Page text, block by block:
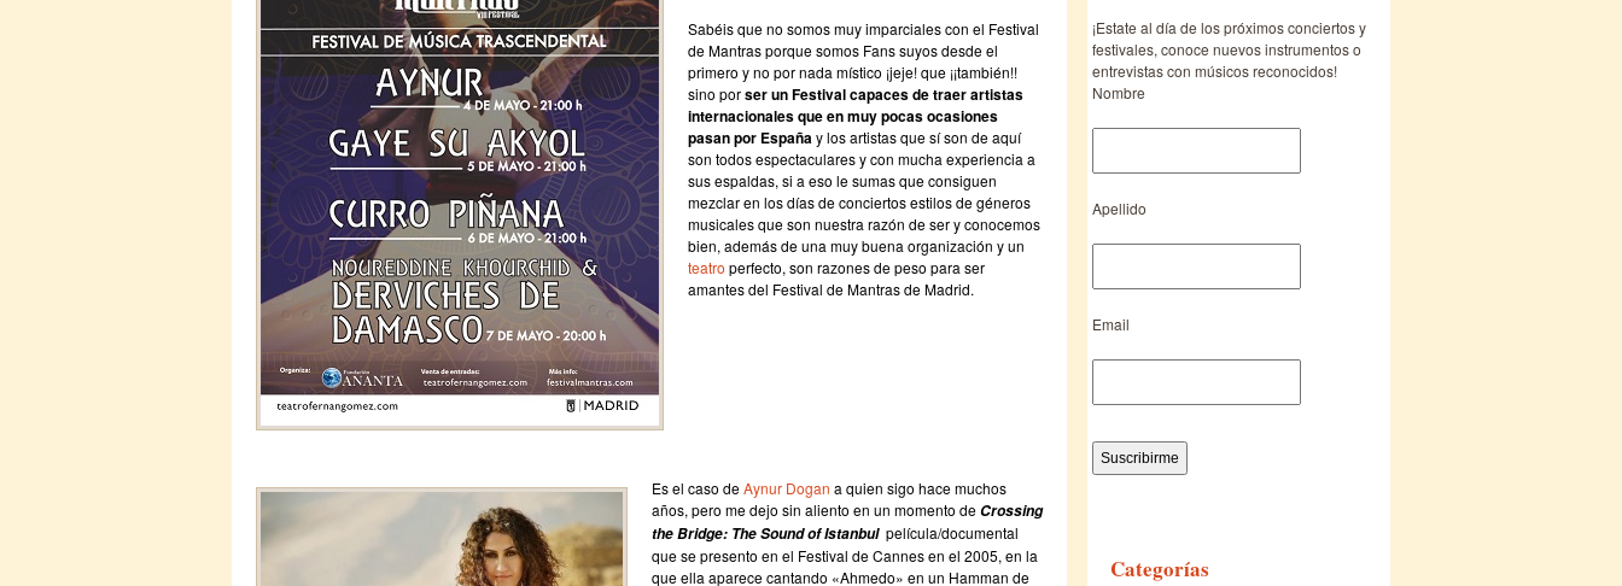
Sabéis que no somos muy imparciales con el Festival
de Mantras porque somos Fans suyos desde el
primero y no por nada místico ¡jeje! que ¡¡también!!
sino porser un Festival capaces de traer artistas
internacionales que en muy pocas ocasiones
pasan por Españay los artistas que sí son de aquí
son todos espectaculares y con mucha experiencia a
sus espaldas, si a eso le sumas que consiguen
mezclar en los días de conciertos estilos de géneros
musicales que son nuestra razón de ser y conocemos
bien, además de una muy buena organización y un
teatro perfecto, son razones de peso para ser
amantes del Festival de Mantras de Madrid.
Es el caso deAynur Dogan a quien sigo hace muchos
años, pero me dejo sin aliento en un momento deCrossing
the Bridge: The Sound of Istanbul película/documental
que se presento en el Festival de Cannes en el 2005, en la
que ella aparece cantando «Ahmedo» en un Hamman de
¡Estate al día de los próximos conciertos y
festivales, conoce nuevos instrumentos o
entrevistas con músicos reconocidos!
Nombre
Apellido
Email
Categorías